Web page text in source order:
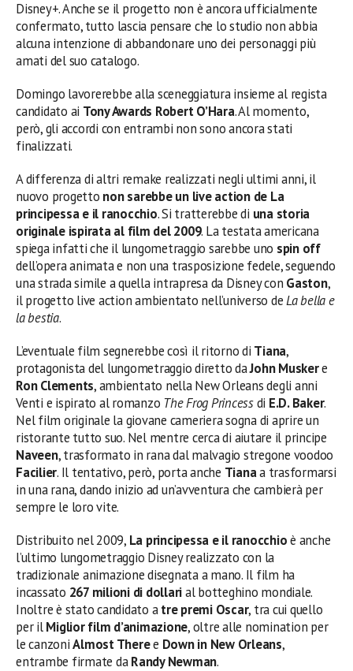
Disney+. Anche se il progetto non è ancora ufficialmente
confermato, tutto lascia pensare che lo studio non abbia
alcuna intenzione di abbandonare uno dei personaggi più
amati del suo catalogo.
Domingo lavorerebbe alla sceneggiatura insieme al regista
candidato ai Tony Awards Robert O’Hara. Al momento,
però, gli accordi con entrambi non sono ancora stati
finalizzati.
A differenza di altri remake realizzati negli ultimi anni, il
nuovo progetto non sarebbe un live action de La
principessa e il ranocchio. Si tratterebbe di una storia
originale ispirata al film del 2009. La testata americana
spiega infatti che il lungometraggio sarebbe uno spin off
dell’opera animata e non una trasposizione fedele, seguendo
una strada simile a quella intrapresa da Disney con Gaston,
il progetto live action ambientato nell’universo deLa bella e
la bestia.
L’eventuale film segnerebbe così il ritorno di Tiana,
protagonista del lungometraggio diretto daJohn Muskere
Ron Clements, ambientato nella New Orleans degli anni
Venti e ispirato al romanzo The Frog Princessdi E.D. Baker.
Nel film originale la giovane cameriera sogna di aprire un
ristorante tutto suo. Nel mentre cerca di aiutare il principe
Naveen, trasformato in rana dal malvagio stregone voodoo
Facilier. Il tentativo, però, porta anche Tianaa trasformarsi
in una rana, dando inizio ad un’avventura che cambierà per
sempre le loro vite.
Distribuito nel 2009, La principessa e il ranocchioè anche
l’ultimo lungometraggio Disney realizzato con la
tradizionale animazione disegnata a mano. Il film ha
incassato 267 milioni di dollarial botteghino mondiale.
Inoltre è stato candidato atre premi Oscar, tra cui quello
per ilMiglior film d’animazione, oltre alle nomination per
le canzoniAlmost Theree Down in New Orleans,
entrambe firmate daRandy Newman.